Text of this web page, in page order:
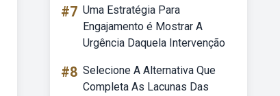
#7 Uma Estratégia Para
Engajamento é Mostrar A
Urgência Daquela Intervenção
#8 Selecione A Alternativa Que
Completa As Lacunas Das